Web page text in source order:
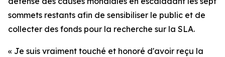
sommets restants afin de sensibiliser le public et de
collecter des fonds pour la recherche sur la SLA.
« Je suis vraiment touché et honoré d'avoir reçu la